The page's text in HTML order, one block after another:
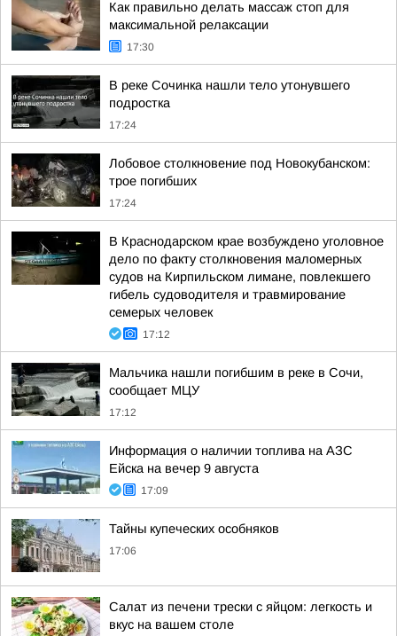
Как правильно делать массаж стоп для
максимальной релаксации
17:30
В реке Сочинка нашли тело утонувшего
подростка
17:24
Лобовое столкновение под Новокубанском:
трое погибших
17:24
В Краснодарском крае возбуждено уголовное
дело по факту столкновения маломерных
судов на Кирпильском лимане, повлекшего
гибель судоводителя и травмирование
семерых человек
17:12
Мальчика нашли погибшим в реке в Сочи,
сообщает МЦУ
17:12
Информация о наличии топлива на АЗС
Ейска на вечер 9 августа
17:09
Тайны купеческих особняков
17:06
Салат из печени трески с яйцом: легкость и
вкус на вашем столе